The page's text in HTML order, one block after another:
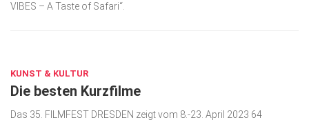
VIBES – A Taste of Safari“.
KUNST & KULTUR
Die besten Kurzfilme
Das 35. FILMFEST DRESDEN zeigt vom 8.-23. April 2023 64